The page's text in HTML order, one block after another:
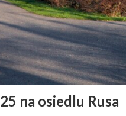
na osiedlu Rusa